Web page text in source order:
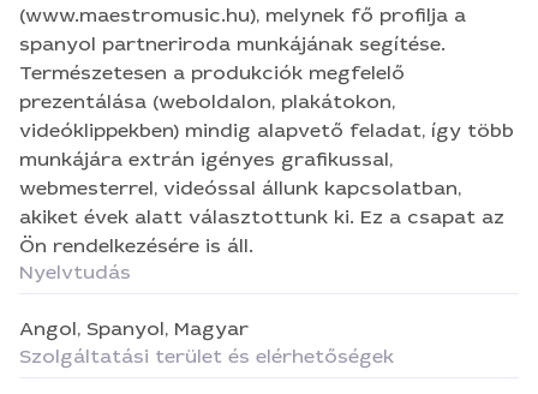
munkájára extrán igényes grafikussal,
webmesterrel, videóssal állunk kapcsolatban,
akiket évek alatt választottunk ki. Ez a csapat az
Ön rendelkezésére is áll.
(www.maestromusic.hu), melynek fő profilja a
spanyol partneriroda munkájának segítése.
Természetesen a produkciók megfelelő
prezentálása (weboldalon, plakátokon,
videóklippekben) mindig alapvető feladat, így több
munkájára extrán igényes grafikussal,
webmesterrel, videóssal állunk kapcsolatban,
akiket évek alatt választottunk ki. Ez a csapat az
Ön rendelkezésére is áll.
Nyelvtudás
Angol, Spanyol, Magyar
Szolgáltatási terület és elérhetőségek